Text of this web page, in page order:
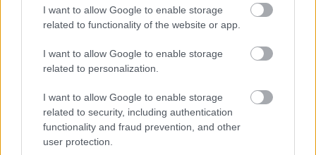
I want to allow Google to enable storage
related to functionality of the website or app.
I want to allow Google to enable storage
related to personalization.
I want to allow Google to enable storage
related to security, including authentication
functionality and fraud prevention, and other
user protection.
NÉPSZERŰ